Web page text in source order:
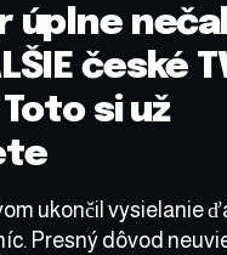
úplne
české
si už
ukončil vysielanie
Presný dôvod